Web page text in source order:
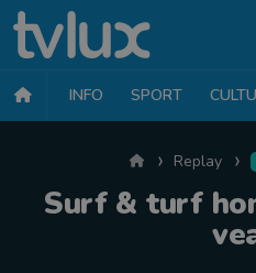
INFO SPORT
AccueilReplay
Surf & turf